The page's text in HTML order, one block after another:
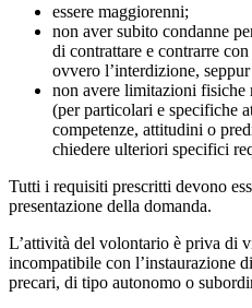
essere maggiorenni;
non aver subito condanne
di contrattare e contrarre
ovvero l’interdizione,
non avere limitazioni fisiche
(per particolari e specifiche
competenze, attitudini o
chiedere ulteriori specifici
Tutti i requisiti prescritti devono
presentazione della domanda.
L’attività del volontario è priva di
incompatibile con l’instaurazione
precari, di tipo autonomo o